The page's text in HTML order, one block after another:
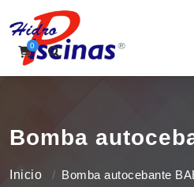
0
Bomba
Inicio Bomba autocebante